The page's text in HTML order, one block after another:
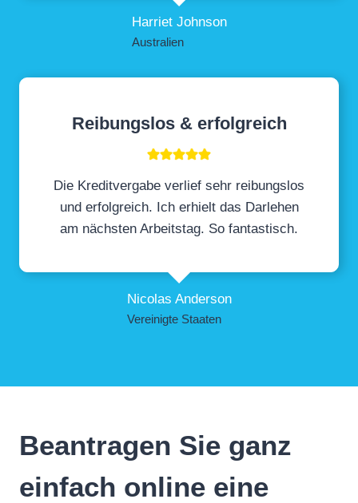
Harriet Johnson
Australien
Reibungslos & erfolgreich
Die Kreditvergabe verlief sehr reibungslos
und erfolgreich. Ich erhielt das Darlehen
am nächsten Arbeitstag. So fantastisch.
Nicolas Anderson
Vereinigte Staaten
Beantragen Sie ganz
einfach online eine